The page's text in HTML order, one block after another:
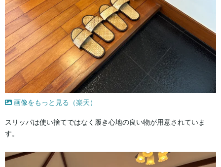
画像をもっと見る（楽天）
スリッパは使い捨てではなく履き心地の良い物が用意されていま
す。